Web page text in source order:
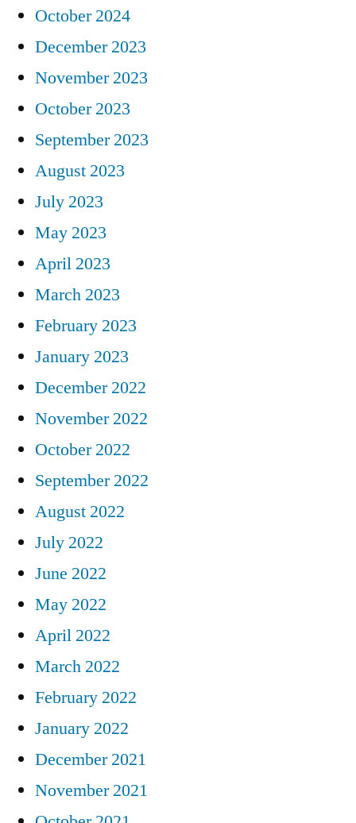
October 2024
December 2023
November 2023
October 2023
September 2023
August 2023
July 2023
May 2023
April 2023
March 2023
February 2023
January 2023
December 2022
November 2022
October 2022
September 2022
August 2022
July 2022
June 2022
May 2022
April 2022
March 2022
February 2022
January 2022
December 2021
November 2021